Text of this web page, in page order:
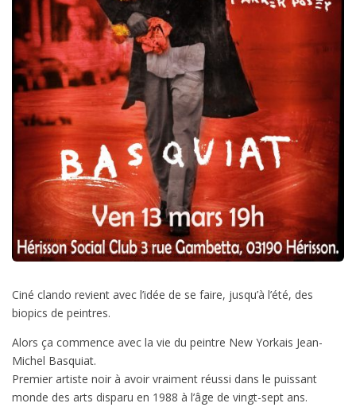
Ciné clando revient avec l’idée de se faire, jusqu’à l’été, des
biopics de peintres.
Alors ça commence avec la vie du peintre New Yorkais Jean-
Michel Basquiat.
Premier artiste noir à avoir vraiment réussi dans le puissant
monde des arts disparu en 1988 à l’âge de vingt-sept ans.